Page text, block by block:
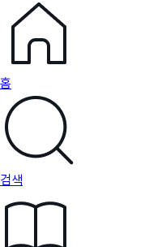
홈
검색